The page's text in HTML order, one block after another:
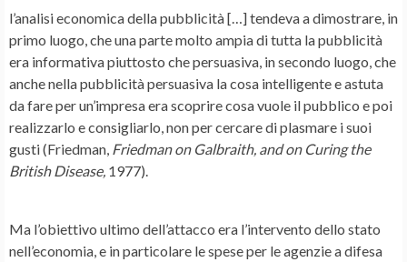
l’analisi economica della pubblicità […] tendeva a dimostrare, in
primo luogo, che una parte molto ampia di tutta la pubblicità
era informativa piuttosto che persuasiva, in secondo luogo, che
anche nella pubblicità persuasiva la cosa intelligente e astuta
da fare per un’impresa era scoprire cosa vuole il pubblico e poi
realizzarlo e consigliarlo, non per cercare di plasmare i suoi
gusti (Friedman, Friedman on Galbraith, and on Curing the
British Disease, 1977).
Ma l’obiettivo ultimo dell’attacco era l’intervento dello stato
nell’economia, e in particolare le spese per le agenzie a difesa